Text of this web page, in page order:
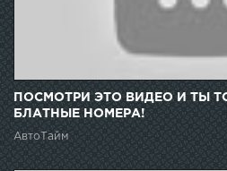
ПОСМОТРИ ЭТО ВИДЕО И ТЫ
БЛАТНЫЕ НОМЕРА!
АвтоТайм